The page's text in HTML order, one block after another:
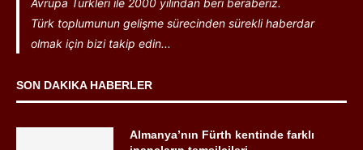
Avrupa Türkleri ile 2000 yılından beri beraberiz.
Türk toplumunun gelişme sürecinden sürekli haberdar
olmak için bizi takip edin...
SON DAKIKA HABERLER
Almanya’nın Fürth kentinde farklı